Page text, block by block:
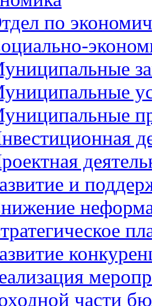
по
и
части